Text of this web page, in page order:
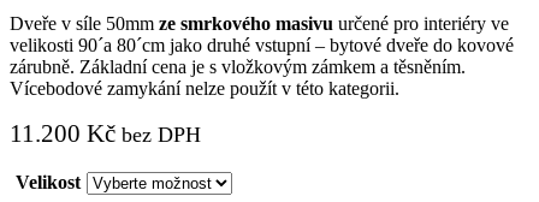
Dveře v síle 50mm ze smrkového masivu určené pro interiéry ve
velikosti 90´a 80´cm jako druhé vstupní – bytové dveře do kovové
zárubně. Základní cena je s vložkovým zámkem a těsněním.
Vícebodové zamykání nelze použít v této kategorii.
11.200 Kč bez DPH
Velikost